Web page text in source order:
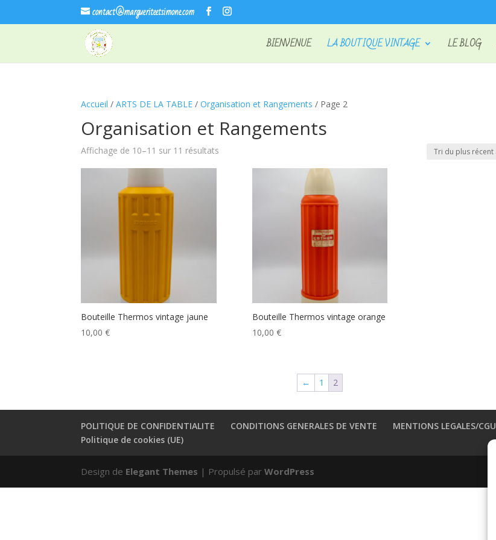
contact@margueriteetsimone.com
BIENVENUE LA BOUTIQUE VINTAGE LE BLOG
Accueil /ARTS DE LA TABLE /Organisation et Rangements / Page 2
Organisation et Rangements
Affichage de 10–11 sur 11 résultats
Bouteille Thermos vintage jaune
10,00€
Bouteille Thermos vintage orange
10,00 €
← 1 2
POLITIQUE DE CONFIDENTIALITE CONDITIONS GENERALES DE VENTE MENTIONS LEGALES/CGU
Politique de cookies (UE)
Design de Elegant Themes | Propulsé parWordPress